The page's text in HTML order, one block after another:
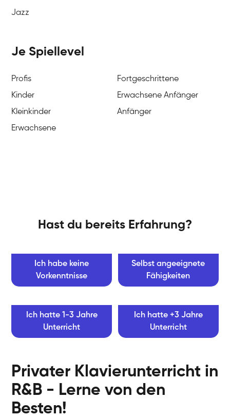
Jazz
Je Spiellevel
Profis
Fortgeschrittene
Kinder
Erwachsene Anfänger
Kleinkinder
Anfänger
Erwachsene
Hast du bereits Erfahrung?
Ich habe keine
Vorkenntnisse
Selbst angeeignete
Fähigkeiten
Ich hatte 1-3 Jahre
Unterricht
Ich hatte +3 Jahre
Unterricht
Privater Klavierunterricht in
R&B - Lerne von den
Besten!